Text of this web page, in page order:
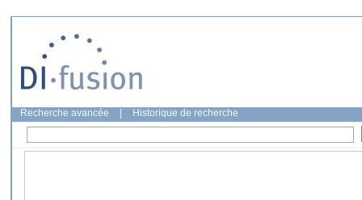
Recherche avancée Historique de recherche